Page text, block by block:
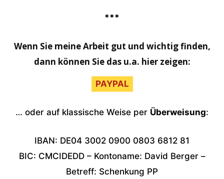
***
Wenn Sie meine Arbeit gut und wichtig finden,
dann können Sie das u.a. hier zeigen:
PAYPAL
… oder auf klassische Weise per Überweisung:
IBAN: DE04 3002 0900 0803 6812 81
BIC: CMCIDEDD – Kontoname: David Berger –
Betreff: Schenkung PP